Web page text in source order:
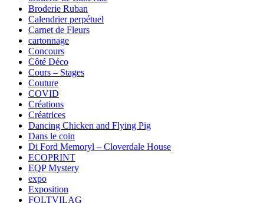
Broderie Ruban
Calendrier perpétuel
Carnet de Fleurs
cartonnage
Concours
Côté Déco
Cours – Stages
Couture
COVID
Créations
Créatrices
Dancing Chicken and Flying Pig
Dans le coin
Di Ford Memoryl – Cloverdale House
ECOPRINT
EQP Mystery
expo
Exposition
FOLTVILAG